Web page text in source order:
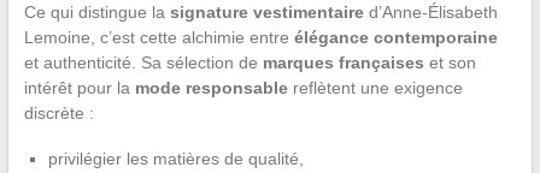
Ce qui distingue la signature vestimentaired’Anne-Élisabeth
Lemoine, c’est cette alchimie entre élégance contemporaine
et authenticité. Sa sélection de marques françaises et son
intérêt pour la mode responsablereflètent une exigence
discrète :
privilégier les matières de qualité,